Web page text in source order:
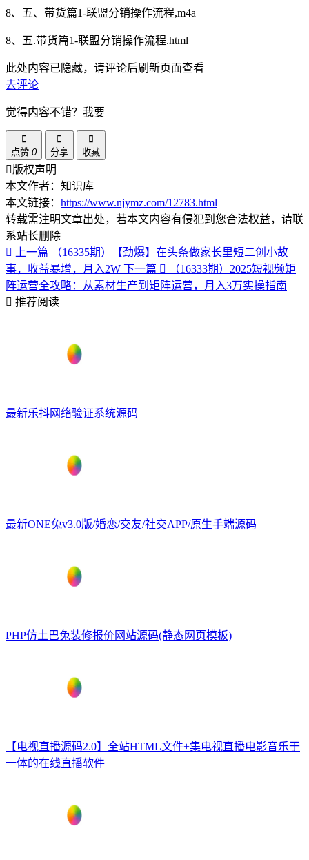
8、五、带货篇1-联盟分销操作流程,m4a
8、五.带货篇1-联盟分销操作流程.html
此处内容已隐藏，请评论后刷新页面查看
去评论
觉得内容不错？我要
点赞 0 分享 收藏
版权声明
本文作者：知识库
本文链接： https://www.njymz.com/12783.html
转载需注明文章出处，若本文内容有侵犯到您合法权益，请联
系站长删除
上一篇
（16335期）【劲爆】在头条做家长里短二创小故
事，收益暴增，月入2W 下一篇
（16333期）2025短视频矩
阵运营全攻略：从素材生产到矩阵运营，月入3万实操指南
推荐阅读
最新乐抖网络验证系统源码
最新ONE兔v3.0版/婚恋/交友/社交APP/原生手端源码
PHP仿土巴兔装修报价网站源码(静态网页模板)
【电视直播源码2.0】全站HTML文件+集电视直播电影音乐于
一体的在线直播软件